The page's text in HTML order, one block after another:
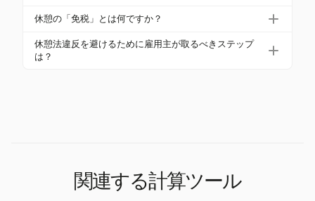
高温時に追加のクールダウン期間が必要です。
カリフォルニア州の食事と休息の休憩法は、雇用状
業員に適用されます。
休憩の「免税」とは何ですか？
「免税」の休憩とは、従業員が休憩中に完全に業務
から解放されることを意味します。業務を行った
休憩法違反を避けるために雇用主が取るべきステップ
は？
関連する計算ツール